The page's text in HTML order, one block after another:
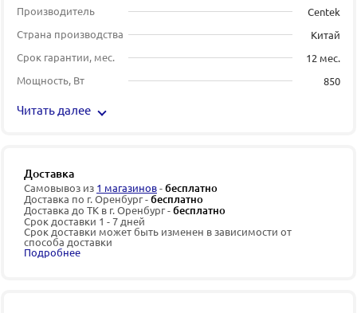
Производитель
Centek
Страна производства
Китай
Срок гарантии, мес.
12 мес.
Мощность, Вт
850
Читать далее
Доставка
Самовывоз из 1 магазинов-бесплатно
Доставка по г. Оренбург -бесплатно
Доставка до ТК в г. Оренбург -бесплатно
Срок доставки 1 - 7 дней
Срок доставки может быть изменен в зависимости от
способа доставки
Подробнее